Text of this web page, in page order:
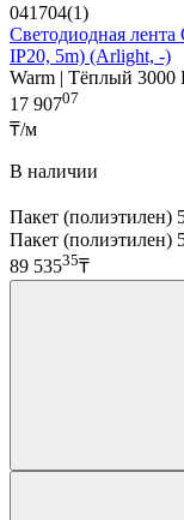
041704(1)
Светодиодная
IP20, 5m) (Arlight, -)
Warm | Тёплый 3000
17 90707
₸/м
В наличии
Пакет
Пакет (полиэтилен)
89 53535₸